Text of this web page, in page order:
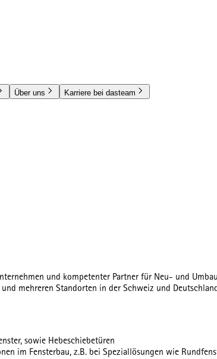
Über uns
Karriere bei dasteam
und kompetenter Partner für Neu- und
mehreren Standorten in der Schweiz und
sowie Hebeschiebetüren
im Fensterbau, z.B. bei Speziallösungen wie